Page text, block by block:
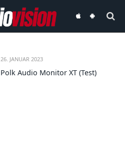
audiovisionaudiovision
26. JANUAR 2023
Polk Audio Monitor XT (Test)